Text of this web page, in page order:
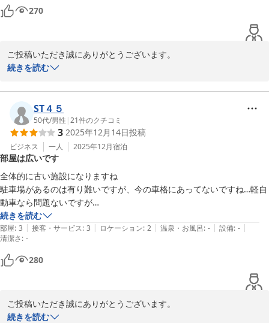
施設としてはお世辞にも家族向きではないとは思います。
UBは改修されているようで新しくなっていました。ただこちらの施設
は大浴場が基本24時間使え、寝る前と朝風呂に使わせて頂きました。
とても有難かったです。
270
ご投稿いただき誠にありがとうございます。
岡崎城公園内や乙川沿いの散策は、皆様に喜んでいただいておりま
出来ます。
当ホテルはビジネスでのご利用が多く、コストパフォーマンスに好
評いただいております。
また近くにお越しの際は、是非当ホテルをご利用くださいませ。ス
タッフ一同お待ちしております。
岡崎シングルホテル
2025-11-13
続きを読む
ST４５
50代/男性 |21件のクチコミ
3 2025年12月14日投稿
ビジネス 一人 2025年12月宿泊
部屋は広いです
全体的に古い施設になりますね
駐車場があるのは有り難いですが、今の車格にあってないですね…軽自
動車なら問題ないですが
素泊まりだったので妥協ばかりですかね
続きを読む
部屋: 3 | 接客・サービス: 3 | ロケーション: 2 | 温泉・お風呂: - | 設備: - |
清潔さ: -
280
ご投稿いただき誠にありがとうございます。
ご不便をおかけし申し訳ございませんでした。
続きを読む